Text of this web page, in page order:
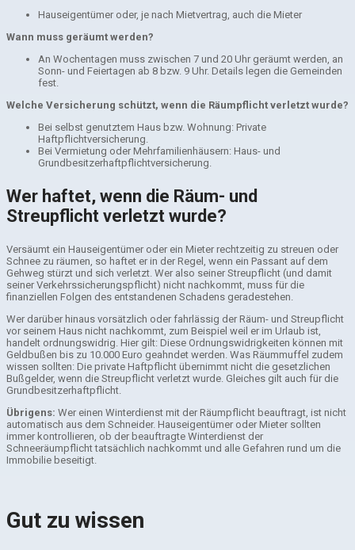
Hauseigentümer oder, je nach Mietvertrag, auch die Mieter
Wann muss geräumt werden?
An Wochentagen muss zwischen 7 und 20 Uhr geräumt werden, an
Sonn- und Feiertagen ab 8 bzw. 9 Uhr. Details legen die Gemeinden
fest.
Welche Versicherung schützt, wenn die Räumpflicht verletzt wurde?
Bei selbst genutztem Haus bzw. Wohnung: Private
Haftpflichtversicherung.
Bei Vermietung oder Mehrfamilienhäusern: Haus- und
Grundbesitzerhaftpflichtversicherung.
Wer haftet, wenn die Räum- und
Streupflicht verletzt wurde?
Versäumt ein Hauseigentümer oder ein Mieter rechtzeitig zu streuen oder
Schnee zu räumen, so haftet er in der Regel, wenn ein Passant auf dem
Gehweg stürzt und sich verletzt. Wer also seiner Streupflicht (und damit
seiner Verkehrssicherungspflicht) nicht nachkommt, muss für die
finanziellen Folgen des entstandenen Schadens geradestehen.
Wer darüber hinaus vorsätzlich oder fahrlässig der Räum- und Streupflicht
vor seinem Haus nicht nachkommt, zum Beispiel weil er im Urlaub ist,
handelt ordnungswidrig. Hier gilt: Diese Ordnungswidrigkeiten können mit
Geldbußen bis zu 10.000 Euro geahndet werden. Was Räummuffel zudem
wissen sollten: Die private Haftpflicht übernimmt nicht die gesetzlichen
Bußgelder, wenn die Streupflicht verletzt wurde. Gleiches gilt auch für die
Grundbesitzerhaftpflicht.
Übrigens: Wer einen Winterdienst mit der Räumpflicht beauftragt, ist nicht
automatisch aus dem Schneider. Hauseigentümer oder Mieter sollten
immer kontrollieren, ob der beauftragte Winterdienst der
Schneeräumpflicht tatsächlich nachkommt und alle Gefahren rund um die
Immobilie beseitigt.
Gut zu wissen